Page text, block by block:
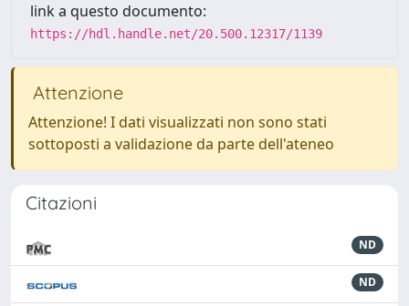
link a questo documento:
https://hdl.handle.net/20.500.12317/1139
Attenzione
Attenzione! I dati visualizzati non sono stati
sottoposti a validazione da parte dell'ateneo
Citazioni
ND
ND